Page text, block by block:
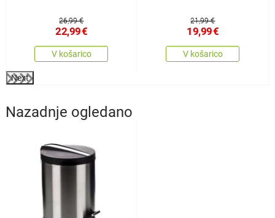
26,99 €
22,99€
V košarico
21,99 €
19,99€
V košarico
Next
Nazadnje ogledano